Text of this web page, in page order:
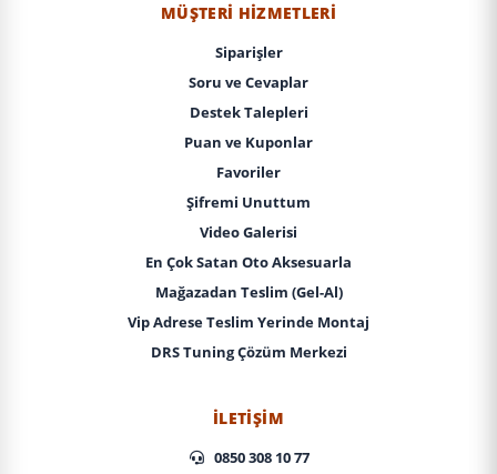
MÜŞTERI HIZMETLERI
Siparişler
Soru ve Cevaplar
Destek Talepleri
Puan ve Kuponlar
Favoriler
Şifremi Unuttum
Video Galerisi
En Çok Satan Oto Aksesuarla
Mağazadan Teslim (Gel-Al)
Vip Adrese Teslim Yerinde Montaj
DRS Tuning Çözüm Merkezi
İLETIŞIM
0850 308 10 77